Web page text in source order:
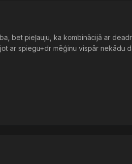
bet pieļauju, ka kombinācijā ar
ar spiegu+dr mēģinu vispār nekādu